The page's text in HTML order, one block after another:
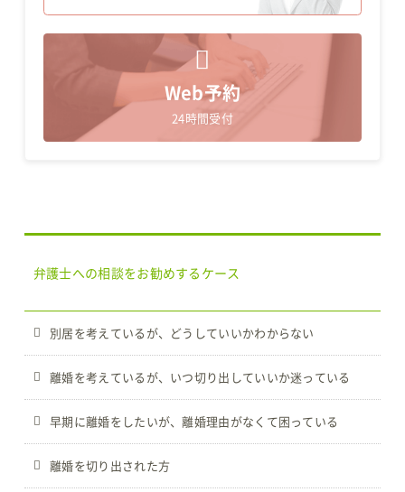
Web予約
24時間受付
弁護士への相談をお勧めするケース
別居を考えているが、どうしていいかわからない
離婚を考えているが、いつ切り出していいか迷っている
早期に離婚をしたいが、離婚理由がなくて困っている
離婚を切り出された方